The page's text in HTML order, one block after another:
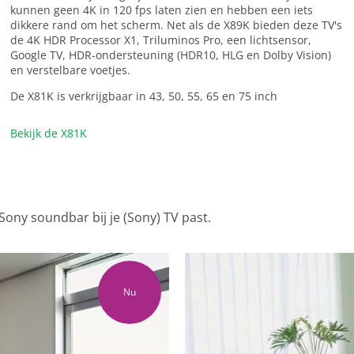
kunnen geen 4K in 120 fps laten zien en hebben een iets
dikkere rand om het scherm. Net als de X89K bieden deze TV's
de 4K HDR Processor X1, Triluminos Pro, een lichtsensor,
Google TV, HDR-ondersteuning (HDR10, HLG en Dolby Vision)
en verstelbare voetjes.
De X81K is verkrijgbaar in 43, 50, 55, 65 en 75 inch
Bekijk de X81K
soundbar bij je (Sony) TV past.
Nu